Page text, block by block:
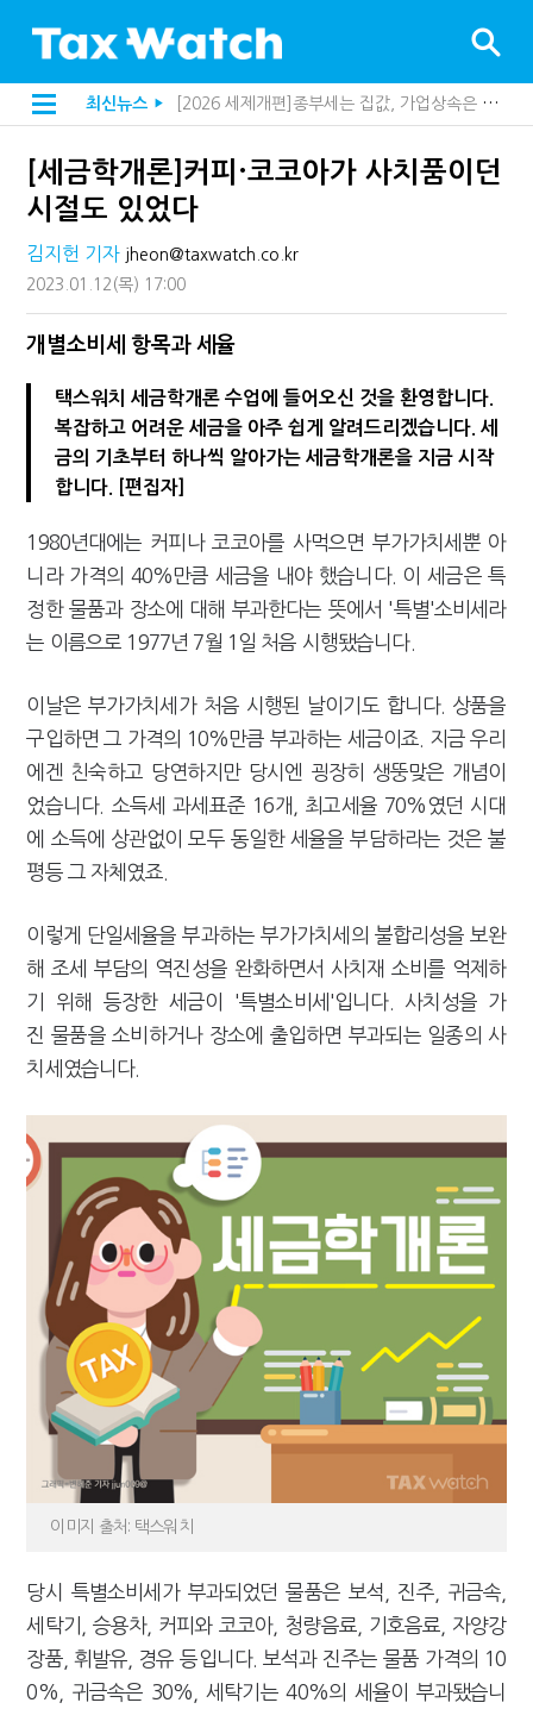
최신뉴스 ▶
[2026 세제개편]종부세는 집값, 가업상속은 기술…납세자가 꼭 볼 5가지
해외 안 갔는데 긁힌 신용카드…관세청이 몇분 만에 찾아낸 비결은?
전자담배 통관, 이제 제품이 아니라 공급망을 본다
내 지분만 봤다간 낭패…주식 양도세 추징 부른 '3가지 실수'
배달라이더 원천징수 세금 인하…환급 플랫폼 수익성 악화될까
상속·증여세 조사, 이제 코인거래소까지 샅샅이 본다
고액자산가 더 옥죈다…해외신탁 미신고 제보에 포상금
반도체·AI로봇 국내 생산땐 세금 깎아준다
강남이 좋다는 건 옛말…강서세무서장이 더 낫다?
[2026 세제개편]"상속 닥치면 늦다"…가업승계 성패, 시간에 달렸다
[세금학개론]커피·코코아가 사치품이던
시절도 있었다
김지헌 기자 jheon@taxwatch.co.kr
2023.01.12 (목) 17:00
개별소비세 항목과 세율
택스워치 세금학개론 수업에 들어오신 것을 환영합니다.
복잡하고 어려운 세금을 아주 쉽게 알려드리겠습니다. 세
금의 기초부터 하나씩 알아가는 세금학개론을 지금 시작
합니다. [편집자]
1980년대에는 커피나 코코아를 사먹으면 부가가치세뿐 아
니라 가격의 40%만큼 세금을 내야 했습니다. 이 세금은 특
정한 물품과 장소에 대해 부과한다는 뜻에서 '특별'소비세라
는 이름으로 1977년 7월 1일 처음 시행됐습니다.
이날은 부가가치세가 처음 시행된 날이기도 합니다. 상품을
구입하면 그 가격의 10%만큼 부과하는 세금이죠. 지금 우리
에겐 친숙하고 당연하지만 당시엔 굉장히 생뚱맞은 개념이
었습니다. 소득세 과세표준 16개, 최고세율 70%였던 시대
에 소득에 상관없이 모두 동일한 세율을 부담하라는 것은 불
평등 그 자체였죠.
이렇게 단일세율을 부과하는 부가가치세의 불합리성을 보완
해 조세 부담의 역진성을 완화하면서 사치재 소비를 억제하
기 위해 등장한 세금이 '특별소비세'입니다. 사치성을 가
진 물품을 소비하거나 장소에 출입하면 부과되는 일종의 사
치세였습니다.
이미지 출처: 택스워치
당시 특별소비세가 부과되었던 물품은 보석, 진주, 귀금속,
세탁기, 승용차, 커피와 코코아, 청량음료, 기호음료, 자양강
장품, 휘발유, 경유 등입니다. 보석과 진주는 물품 가격의 10
0%, 귀금속은 30%, 세탁기는 40%의 세율이 부과됐습니